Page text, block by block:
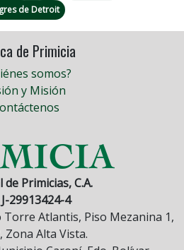
de Detroit
de Primicia
somos?
y Misión
Primicias, C.A.
J-29913424-4
Torre Atlantis, Piso Mezanina 1,
Zona Alta Vista.